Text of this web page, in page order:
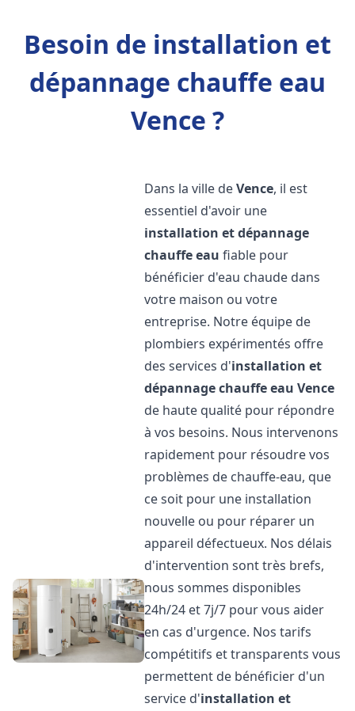
Besoin de installation et
dépannage chauffe eau
Vence ?
Dans la ville deVence, il est
essentiel d'avoir une
installation et dépannage
chauffe eau fiable pour
bénéficier d'eau chaude dans
votre maison ou votre
entreprise. Notre équipe de
plombiers expérimentés offre
des services d'installation et
dépannage chauffe eau Vence
de haute qualité pour répondre
à vos besoins. Nous intervenons
rapidement pour résoudre vos
problèmes de chauffe-eau, que
ce soit pour une installation
nouvelle ou pour réparer un
appareil défectueux. Nos délais
d'intervention sont très brefs,
nous sommes disponibles
24h/24 et 7j/7 pour vous aider
en cas d'urgence. Nos tarifs
compétitifs et transparents vous
permettent de bénéficier d'un
service d'installation et